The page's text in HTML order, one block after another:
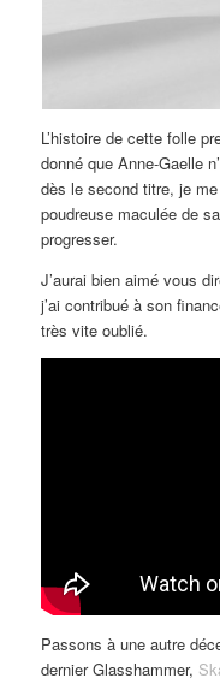
L’histoire de cette folle
donné que Anne-Gaelle
dès le second titre, je
poudreuse maculée de
progresser.
J’aurai bien aimé vous
j’ai contribué à son
très vite oublié.
Passons à une autre
dernier Glasshammer,